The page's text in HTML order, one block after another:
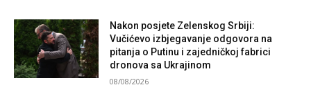
Nakon posjete Zelenskog Srbiji:
Vučićevo izbjegavanje odgovora na
pitanja o Putinu i zajedničkoj fabrici
dronova sa Ukrajinom
08/08/2026